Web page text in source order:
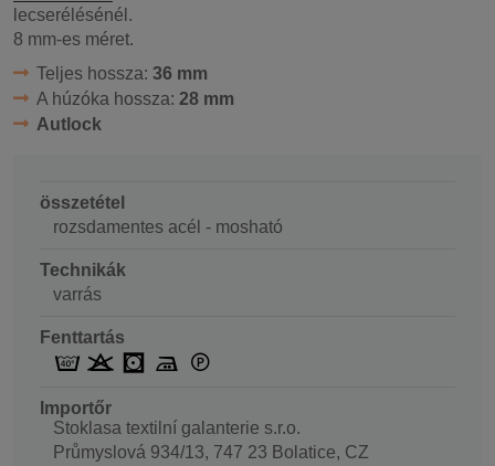
lecserélésénél.
8 mm-es méret.
Teljes hossza: 36 mm
A húzóka hossza: 28 mm
Autlock
összetétel
rozsdamentes acél - mosható
Technikák
varrás
Fenttartás
Importőr
Stoklasa textilní galanterie s.r.o.
Průmyslová 934/13, 747 23 Bolatice, CZ